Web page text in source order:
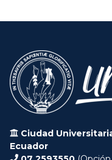
Ciudad
Ecuador